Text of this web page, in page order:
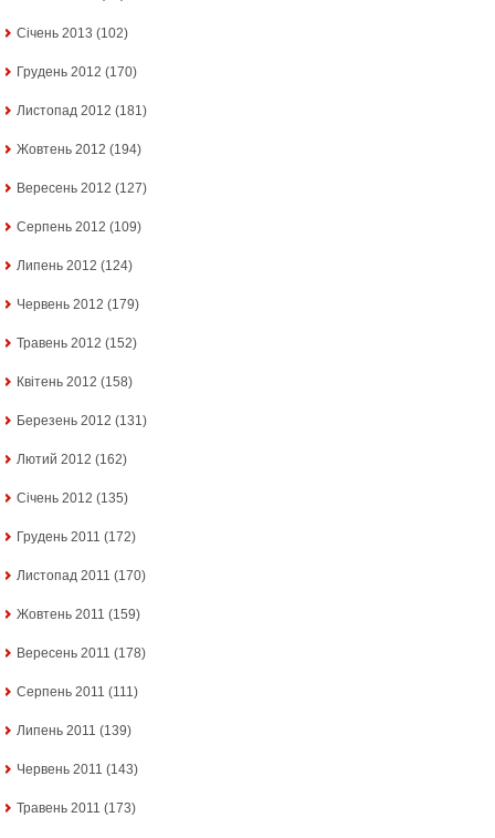
Січень 2013 (102)
Грудень 2012 (170)
Листопад 2012 (181)
Жовтень 2012 (194)
Вересень 2012 (127)
Серпень 2012 (109)
Липень 2012 (124)
Червень 2012 (179)
Травень 2012 (152)
Квітень 2012 (158)
Березень 2012 (131)
Лютий 2012 (162)
Січень 2012 (135)
Грудень 2011 (172)
Листопад 2011 (170)
Жовтень 2011 (159)
Вересень 2011 (178)
Серпень 2011 (111)
Липень 2011 (139)
Червень 2011 (143)
Травень 2011 (173)